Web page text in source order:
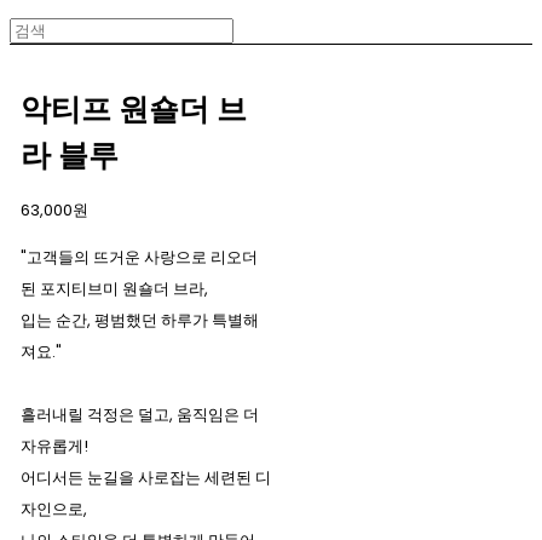
악티프 원숄더 브
라 블루
63,000원
"고객들의 뜨거운 사랑으로 리오더
된 포지티브미 원숄더 브라,
입는 순간, 평범했던 하루가 특별해
져요."
흘러내릴 걱정은 덜고, 움직임은 더
자유롭게!
어디서든 눈길을 사로잡는 세련된 디
자인으로,